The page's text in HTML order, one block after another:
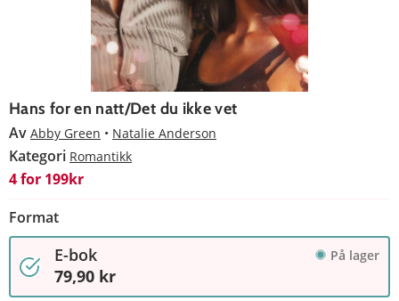
Hans for en natt/Det du ikke vet
Av Abby Green Natalie Anderson
Kategori Romantikk
4 for 199kr
Format
E-bok På lager
79,90 kr